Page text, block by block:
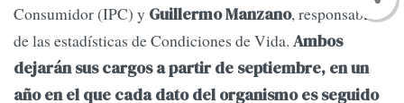
Consumidor (IPC) y Guillermo Manzano, responsable
de las estadísticas de Condiciones de Vida. Ambos
dejarán sus cargos a partir de septiembre, en un
año en el que cada dato del organismo es seguido